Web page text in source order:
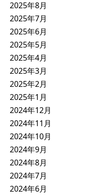
2025年8月
2025年7月
2025年6月
2025年5月
2025年4月
2025年3月
2025年2月
2025年1月
2024年12月
2024年11月
2024年10月
2024年9月
2024年8月
2024年7月
2024年6月